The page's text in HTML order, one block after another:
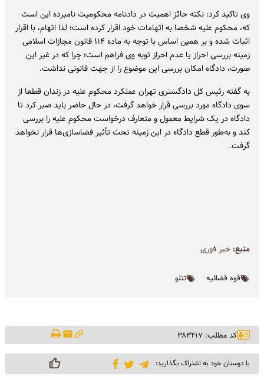
وی تاکید کرد: نکته حائز اهمیت در دادنامه محکومیت نامبرده این است
که، محکوم علیه شخصا به اتهامات خود اقرار کرده است؛ لذا اتهام، با اقرار
اثبات شده و بر همین اساس با توجه به ماده ۱۱۴ قانون مجازات اسلامی
زمینه بررسی احراز یا عدم احراز توبه وی فراهم است؛ چرا که در غیر این
صورت، دادگاه امکان بررسی این موضوع را از جهت قانونی نداشت.
به گفته رئیس کل دادگستری تهران عملکرد محکوم علیه در زندان قطعا از
سوی دادگاه مورد بررسی قرار خواهد گرفت، در حال حاضر باید صبر کرد تا
دادگاه در یک شرایط معمول و متعارف درخواست محکوم علیه را بررسی
کند و به‌طور قطع دادگاه در این زمینه تحت تأثیر فضاسازی‌ها قرار نخواهد
گرفت.
منبع:خبر فوری
قوه قضائیه تتلو
کد مطلب: ۳۸۳۴۱۷
با دوستان خود به اشتراک بگذارید: